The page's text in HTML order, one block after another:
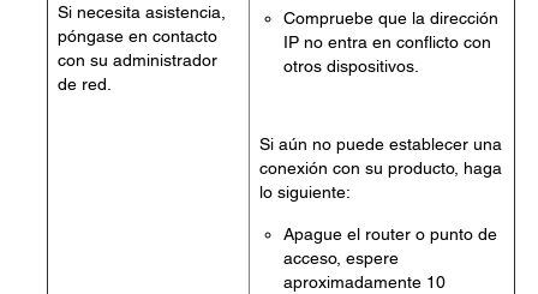
Si necesita asistencia,
póngase en contacto
con su administrador
de red.
Compruebe que la dirección
IP no entra en conflicto con
otros dispositivos.
Si aún no puede establecer una
conexión con su producto, haga
lo siguiente:
Apague el router o punto de
acceso, espere
aproximadamente 10